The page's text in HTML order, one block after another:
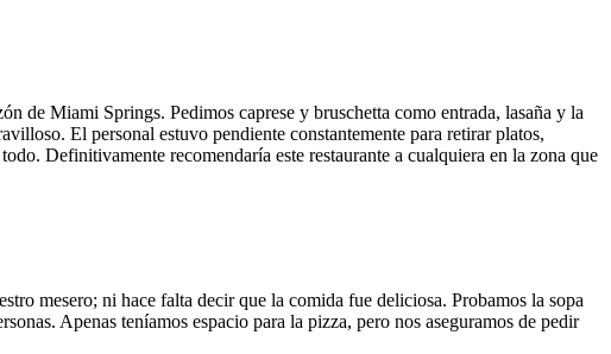
de Miami Springs. Pedimos caprese y bruschetta como entrada, lasaña y la
El personal estuvo pendiente constantemente para retirar platos,
Definitivamente recomendaría este restaurante a cualquiera en la zona que
mesero; ni hace falta decir que la comida fue deliciosa. Probamos la sopa
Apenas teníamos espacio para la pizza, pero nos aseguramos de pedir